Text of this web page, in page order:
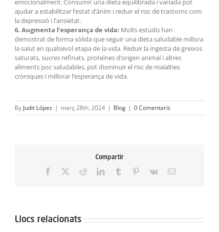
emocionalment. Consumir una dieta equilibrada i variada pot
ajudar a estabilitzar l’estat d’ànim i reduir el risc de trastorns com
la depressió i l’ansietat.
6. Augmenta l’esperança de vida: Molts estudis han
demostrat de forma sòlida que seguir una dieta saludable millora
la salut en qualsevol etapa de la vida. Reduir la ingesta de greixos
saturats, sucres refinats, proteïnes d’origen animal i altres
aliments poc saludables, pot disminuir el risc de malalties
cròniques i millorar l’esperança de vida.
By Judit López | març 28th, 2024 | Blog | 0 Comentaris
Compartir
Facebook RedditLinkedInTumblr Pinterest
Vk Email:
Llocs relacionats